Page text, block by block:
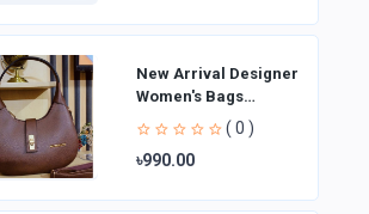
New Arrival Designer
Women′s Bags
Fashion Curved
design Handbags
Shoulder Bag La
( 0 )
৳990.00